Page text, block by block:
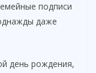
подписи
даже
день рождения,